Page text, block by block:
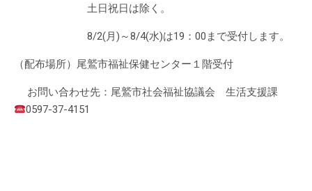
土日祝日は除く。
8/2(月)～8/4(水)は19：00まで受付します。
（配布場所）尾鷲市福祉保健センター１階受付
お問い合わせ先：尾鷲市社会福祉協議会 生活支援課
0597-37-4151